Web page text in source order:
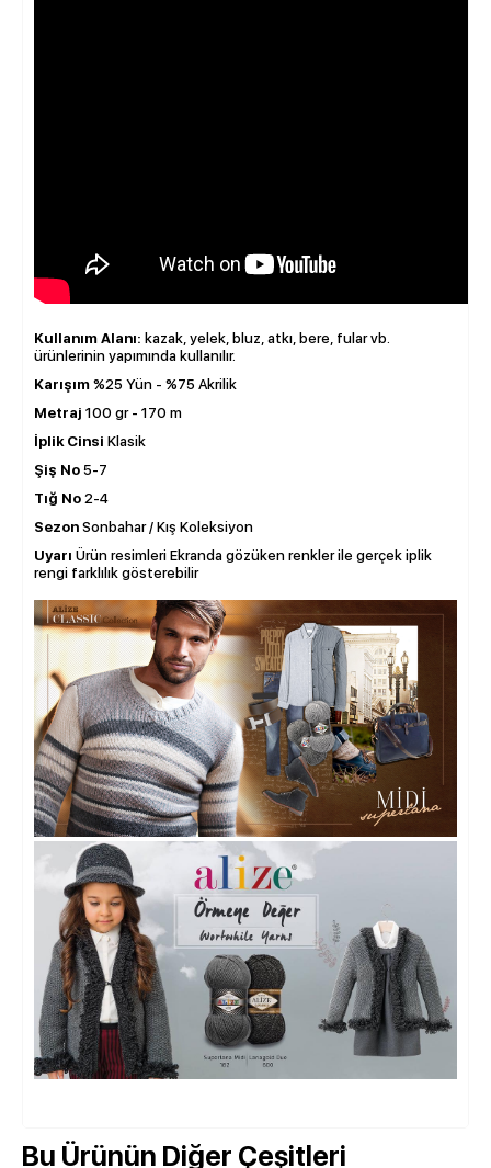
Kullanım Alanı: kazak, yelek, bluz, atkı, bere, fular vb.
ürünlerinin yapımında kullanılır.
Karışım %25 Yün - %75 Akrilik
Metraj 100 gr - 170 m
İplik Cinsi Klasik
Şiş No 5-7
Tığ No 2-4
Sezon Sonbahar / Kış Koleksiyon
Uyarı Ürün resimleri Ekranda gözüken renkler ile gerçek iplik
rengi farklılık gösterebilir
Bu Ürünün Diğer Çeşitleri